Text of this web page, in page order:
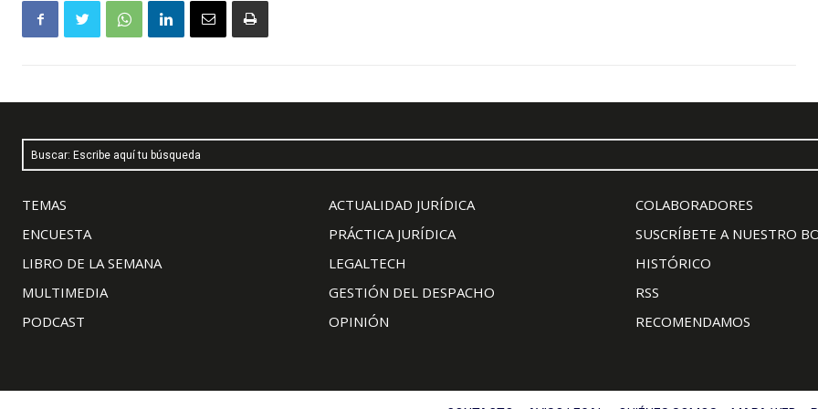
Buscar: Escribe aquí tu búsqueda
TEMAS
ENCUESTA
LIBRO DE LA SEMANA
MULTIMEDIA
PODCAST
ACTUALIDAD JURÍDICA
PRÁCTICA JURÍDICA
LEGALTECH
GESTIÓN DEL DESPACHO
OPINIÓN
COLABORADORES
SUSCRÍBETE A NUESTRO
HISTÓRICO
RSS
RECOMENDAMOS